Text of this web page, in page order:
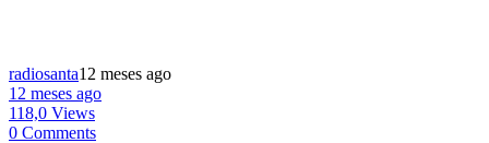
radiosanta12 meses ago
12 meses ago
118,0 Views
0 Comments